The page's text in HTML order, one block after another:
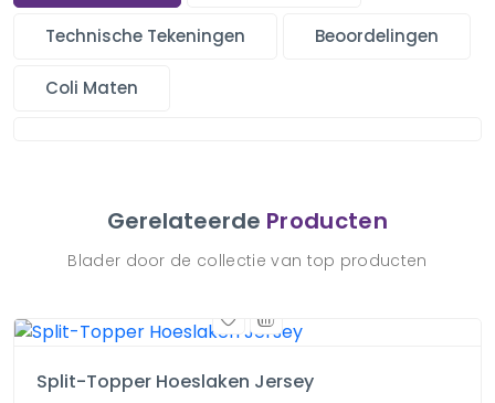
Technische Tekeningen Beoordelingen
Coli Maten
Gerelateerde Producten
Blader door de collectie van top producten
Split-Topper Hoeslaken Jersey